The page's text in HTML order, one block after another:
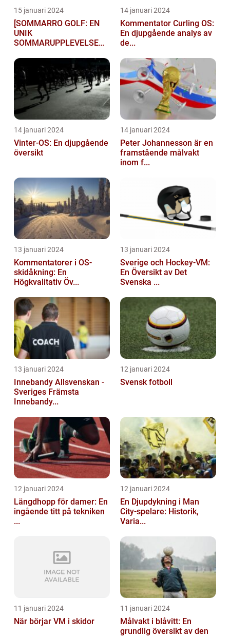
15 januari 2024
[SOMMARRO GOLF: EN
UNIK
SOMMARUPPLEVELSE
14 januari 2024
Kommentator Curling OS:
En djupgående analys av
de...
14 januari 2024
Vinter-OS: En djupgående
översikt
14 januari 2024
Peter Johannesson är en
framstående målvakt
inom f...
13 januari 2024
Kommentatorer i OS-
skidåkning: En
Högkvalitativ Öv...
13 januari 2024
Sverige och Hockey-VM:
En Översikt av Det
Svenska ...
13 januari 2024
Innebandy Allsvenskan -
Sveriges Främsta
Innebandy...
12 januari 2024
Svensk fotboll
12 januari 2024
Längdhopp för damer: En
ingående titt på tekniken
...
12 januari 2024
En Djupdykning i Man
City-spelare: Historik,
Varia...
11 januari 2024
När börjar VM i skidor
11 januari 2024
Målvakt i blåvitt: En
grundlig översikt av den